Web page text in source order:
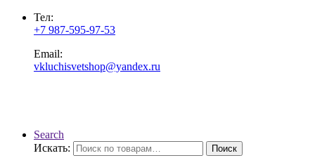
Тел:
+7 987-595-97-53
Email:
vkluchisvetshop@yandex.ru
Search
Искать:
Поиск